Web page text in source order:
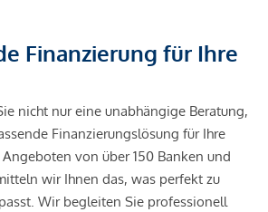
Finanzierung für Ihre
nicht nur eine unabhängige Beratung,
Finanzierungslösung für Ihre
von über 150 Banken und
wir Ihnen das, was perfekt zu
Wir begleiten Sie professionell